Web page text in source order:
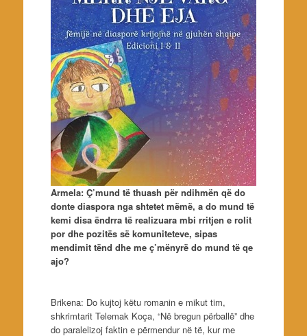
Armela: Ç’mund të thuash për ndihmën që do
donte diaspora nga shtetet mëmë, a do mund të
kemi disa ëndrra të realizuara mbi rritjen e rolit
por dhe pozitës së komuniteteve, sipas
mendimit tënd dhe me ç’mënyrë do mund të qe
ajo?
Brikena: Do kujtoj këtu romanin e mikut tim,
shkrimtarit Telemak Koça, “Në bregun përballë” dhe
do paralelizoj faktin e përmendur në të, kur me